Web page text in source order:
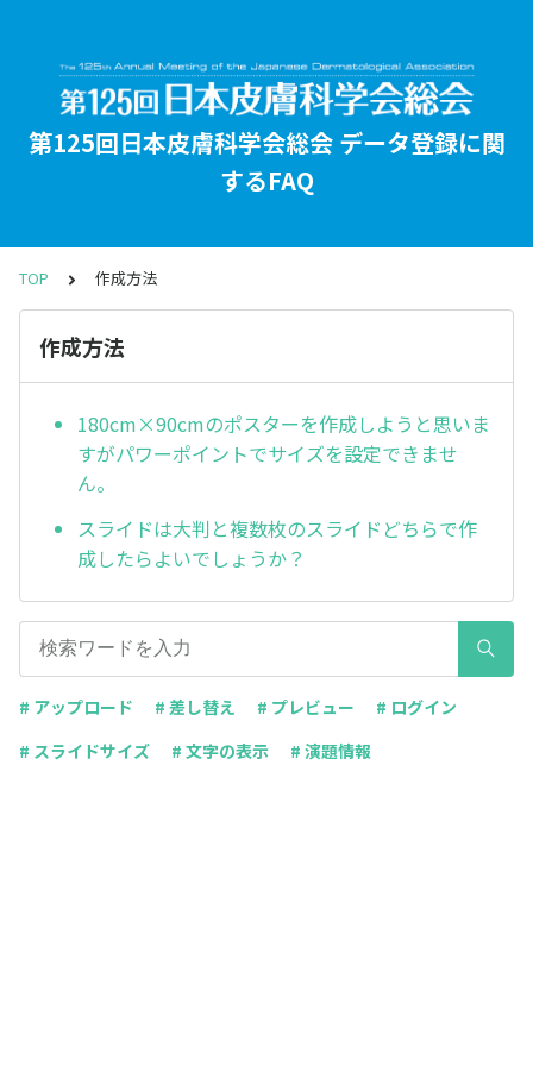
第125回日本皮膚科学会総会 データ登録に関
するFAQ
TOP 作成方法
作成方法
180cm×90cmのポスターを作成しようと思いま
すがパワーポイントでサイズを設定できませ
ん。
スライドは大判と複数枚のスライドどちらで作
成したらよいでしょうか？
# アップロード # 差し替え # プレビュー
# ログイン
# スライドサイズ
# 文字の表示 # 演題情報